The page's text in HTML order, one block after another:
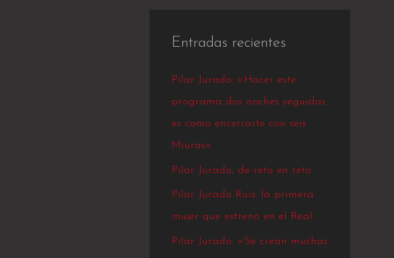
a
o
Entradas recientes
Pilar Jurado: «Hacer este
programa dos noches seguidas
es como encerrarte con seis
Miuras»
Pilar Jurado, de reto en reto
Pilar Jurado Ruiz: la primera
mujer que estrenó en el Real
Pilar Jurado: «Se crean muchas